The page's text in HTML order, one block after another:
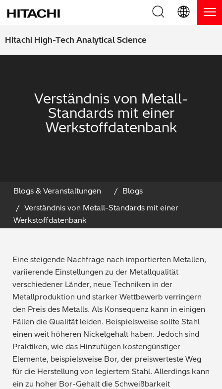
Hitachi High-Tech Analytical Science
Produkte
RFA Tischgeräte
Thermische Analysegeräte
Anwendungsbereiche
Metallproduktion / Gießereien
Sicherheitsprüfung (PMI)
Schrottsortierung / Recycling
Maschinenbau
Metallveredelung / -galvanisierung / beschichtung
Elektronik
Webinare
Produkt-Demo
Produkt Service
FAQs
English (EN)
日本語 (JP)
Verständnis von Metall-
Standards mit einer
Werkstoffdatenbank
Blogs & Veranstaltungen
Blogs
Verständnis von Metall-Standards mit einer
Werkstoffdatenbank
Eine steigende Nachfrage nach importierten Metallen,
variierende Einstellungen zu der Metallqualität
verschiedener Länder, neue Techniken in der
Metallproduktion und starker Wettbewerb verringern
den Preis des Metalls. Als Konsequenz kann in einigen
Fällen die Qualität leiden. Beispielsweise sollte Stahl
einen weit höheren Nickelgehalt haben. Jedoch sind
Praktiken, wie das Hinzufügen kostengünstiger
Elemente, beispielsweise Bor, der preiswerteste Weg
für die Herstellung von legiertem Stahl. Allerdings kann
ein zu hoher Bor-Gehalt die Schweißbarkeit